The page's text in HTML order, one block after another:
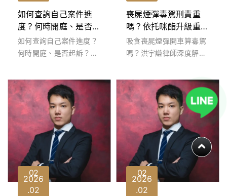
如何查詢自己案件進
度？何時開庭、是否起
訴？律師傳授3招讓你
自己就能拿到不起訴
如何查詢自己案件進度？
何時開庭、是否起訴？洪
照會SOP。擔...
喪屍煙彈毒駕刑責重
嗎？依托咪酯升級重
罰？律師教你應對尿檢
與刑事辯護實務
吸食喪屍煙彈開車算毒駕
嗎？洪宇謙律師深度解析
檢抽血流程與刑...
02
02
2026
02
02
2026